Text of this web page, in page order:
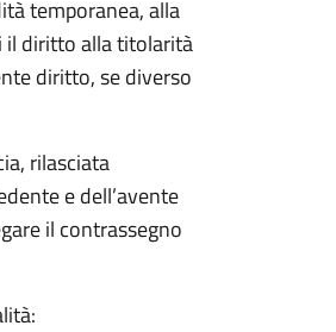
temporanea, alla
il diritto alla titolarità
diritto, se diverso
rilasciata
e dell’avente
il contrassegno